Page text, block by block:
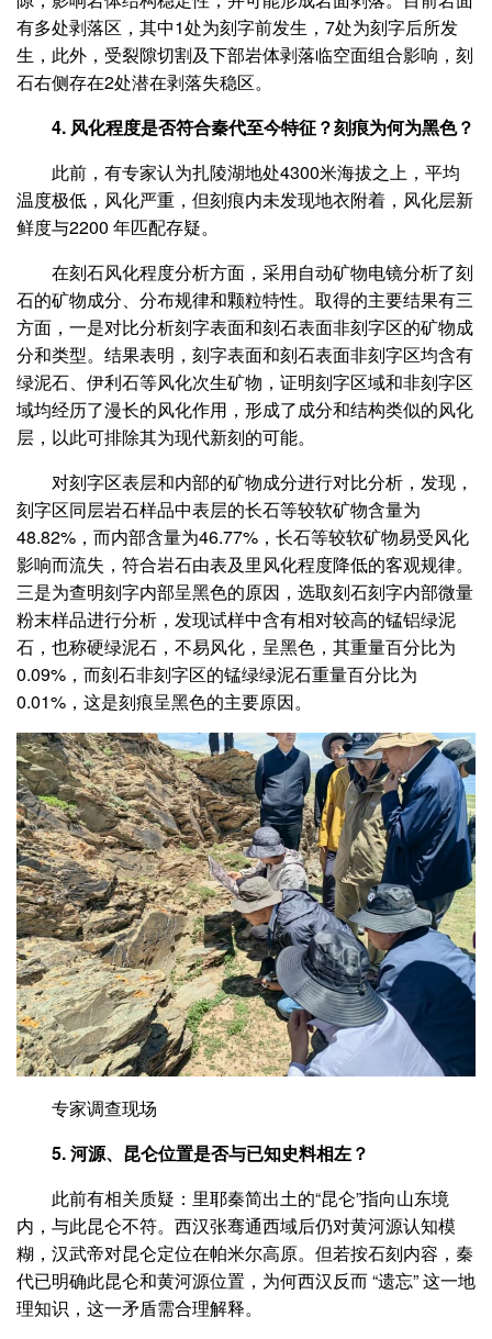
有多处剥落区，其中1处为刻字前发生，7处为刻字后所发
生，此外，受裂隙切割及下部岩体剥落临空面组合影响，刻
石右侧存在2处潜在剥落失稳区。
4. 风化程度是否符合秦代至今特征？刻痕为何为黑色？
此前，有专家认为扎陵湖地处4300米海拔之上，平均
温度极低，风化严重，但刻痕内未发现地衣附着，风化层新
鲜度与2200 年匹配存疑。
在刻石风化程度分析方面，采用自动矿物电镜分析了刻
石的矿物成分、分布规律和颗粒特性。取得的主要结果有三
方面，一是对比分析刻字表面和刻石表面非刻字区的矿物成
分和类型。结果表明，刻字表面和刻石表面非刻字区均含有
绿泥石、伊利石等风化次生矿物，证明刻字区域和非刻字区
域均经历了漫长的风化作用，形成了成分和结构类似的风化
层，以此可排除其为现代新刻的可能。
对刻字区表层和内部的矿物成分进行对比分析，发现，
刻字区同层岩石样品中表层的长石等较软矿物含量为
48.82%，而内部含量为46.77%，长石等较软矿物易受风化
影响而流失，符合岩石由表及里风化程度降低的客观规律。
三是为查明刻字内部呈黑色的原因，选取刻石刻字内部微量
粉末样品进行分析，发现试样中含有相对较高的锰铝绿泥
石，也称硬绿泥石，不易风化，呈黑色，其重量百分比为
0.09%，而刻石非刻字区的锰绿绿泥石重量百分比为
0.01%，这是刻痕呈黑色的主要原因。
专家调查现场
5. 河源、昆仑位置是否与已知史料相左？
此前有相关质疑：里耶秦简出土的“昆仑”指向山东境
内，与此昆仑不符。西汉张骞通西域后仍对黄河源认知模
糊，汉武帝对昆仑定位在帕米尔高原。但若按石刻内容，秦
代已明确此昆仑和黄河源位置，为何西汉反而 “遗忘” 这一地
理知识，这一矛盾需合理解释。